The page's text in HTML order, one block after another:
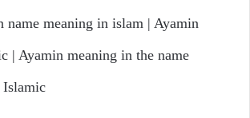
name meaning in islam | Ayamin
| Ayamin meaning in the name